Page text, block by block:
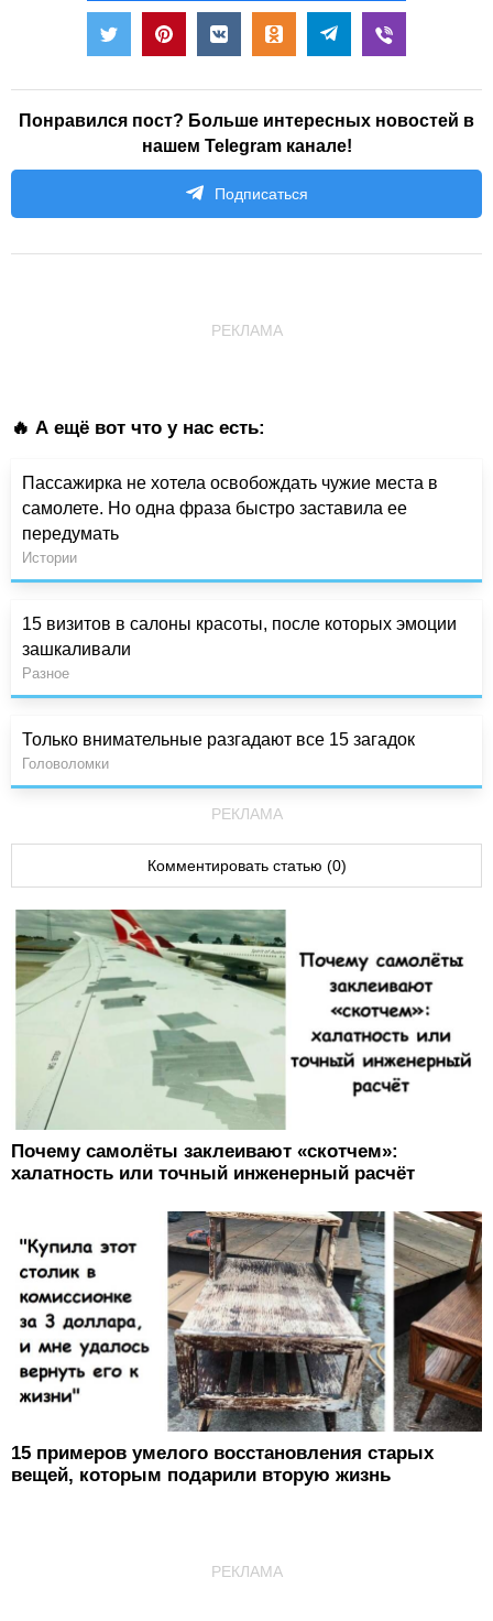
Понравился пост? Больше интересных новостей в
нашем Telegram канале!
Подписаться
РЕКЛАМА
🔥 А ещё вот что у нас есть:
Пассажирка не хотела освобождать чужие места в
самолете. Но одна фраза быстро заставила ее
передумать
Истории
15 визитов в салоны красоты, после которых эмоции
зашкаливали
Разное
Только внимательные разгадают все 15 загадок
Головоломки
РЕКЛАМА
Комментировать статью (0)
Почему самолёты заклеивают «скотчем»:
халатность или точный инженерный расчёт
15 примеров умелого восстановления старых
вещей, которым подарили вторую жизнь
РЕКЛАМА